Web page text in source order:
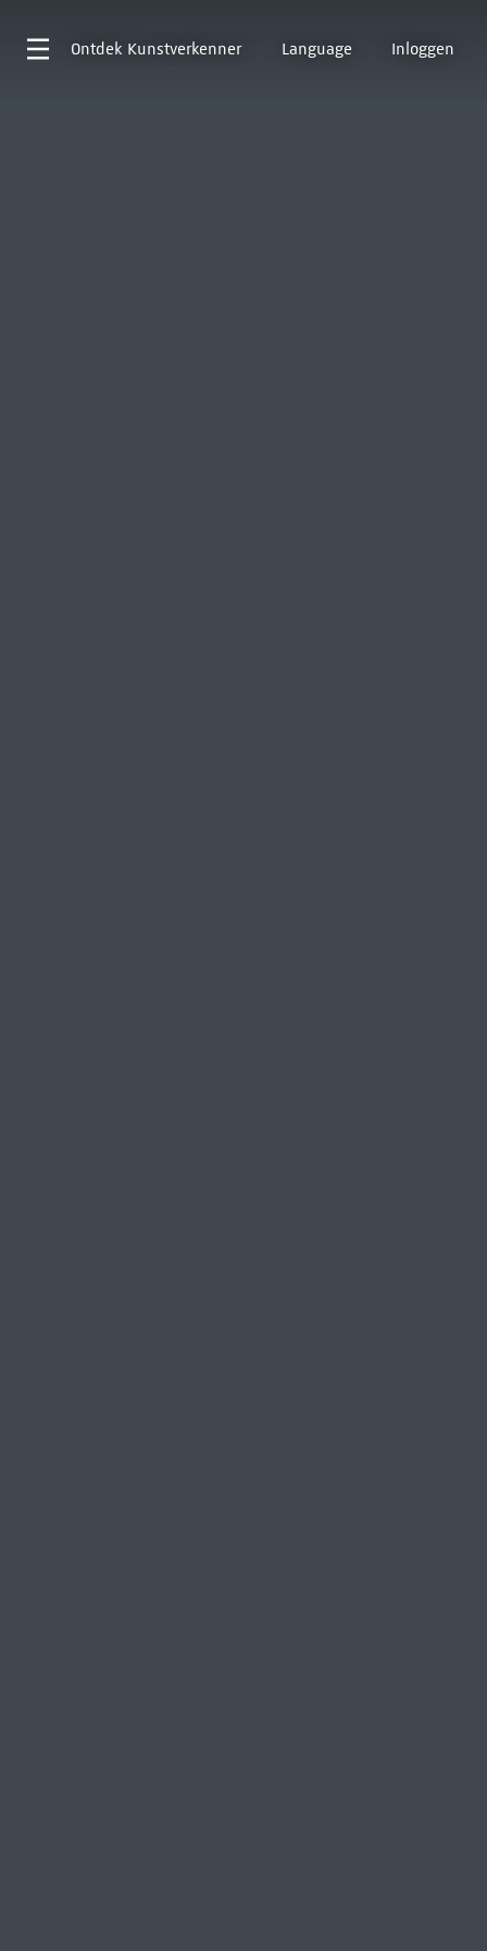
Ontdek Kunstverkenner Language Inloggen